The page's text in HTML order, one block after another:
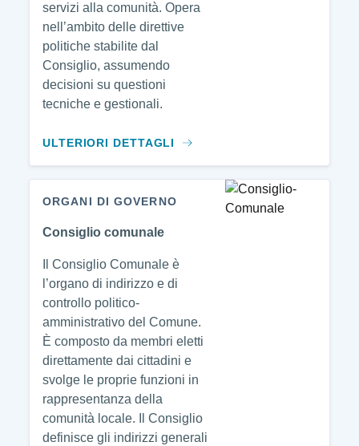
servizi alla comunità. Opera
nell’ambito delle direttive
politiche stabilite dal
Consiglio, assumendo
decisioni su questioni
tecniche e gestionali.
ULTERIORI DETTAGLI
ORGANI DI GOVERNO
Consiglio comunale
Il Consiglio Comunale è
l’organo di indirizzo e di
controllo politico-
amministrativo del Comune.
È composto da membri eletti
direttamente dai cittadini e
svolge le proprie funzioni in
rappresentanza della
comunità locale. Il Consiglio
definisce gli indirizzi generali